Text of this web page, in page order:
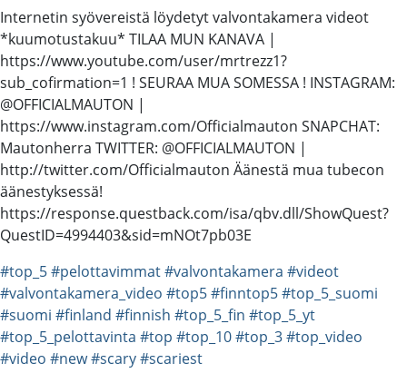
Internetin syövereistä löydetyt valvontakamera videot
*kuumotustakuu* TILAA MUN KANAVA |
https://www.youtube.com/user/mrtrezz1?
sub_cofirmation=1 ! SEURAA MUA SOMESSA ! INSTAGRAM:
@OFFICIALMAUTON |
https://www.instagram.com/Officialmauton SNAPCHAT:
Mautonherra TWITTER: @OFFICIALMAUTON |
http://twitter.com/Officialmauton Äänestä mua tubecon
äänestyksessä!
https://response.questback.com/isa/qbv.dll/ShowQuest?
QuestID=4994403&sid=mNOt7pb03E
#top_5#pelottavimmat#valvontakamera #videot
#valvontakamera_video #top5#finntop5#top_5_suomi
#suomi #finland #finnish #top_5_fin #top_5_yt
#top_5_pelottavinta #top #top_10#top_3#top_video
#video #new#scary#scariest